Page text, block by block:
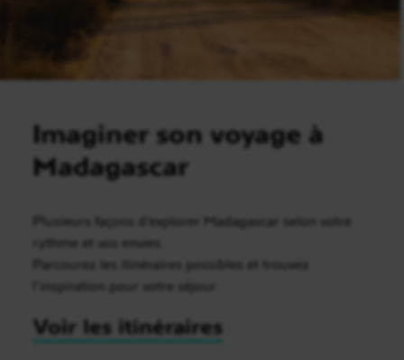
Imaginer son voyage à
Madagascar
Plusieurs façons d’explorer Madagascar selon votre
rythme et vos envies.
Parcourez les itinéraires possibles et trouvez
l’inspiration pour votre séjour
Voir les itinéraires